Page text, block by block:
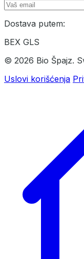
Dostava putem:
BEX GLS
© 2026 Bio Špajz.
Uslovi korišćenja